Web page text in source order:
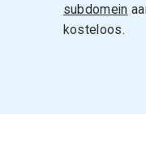
subdomein
kosteloos.